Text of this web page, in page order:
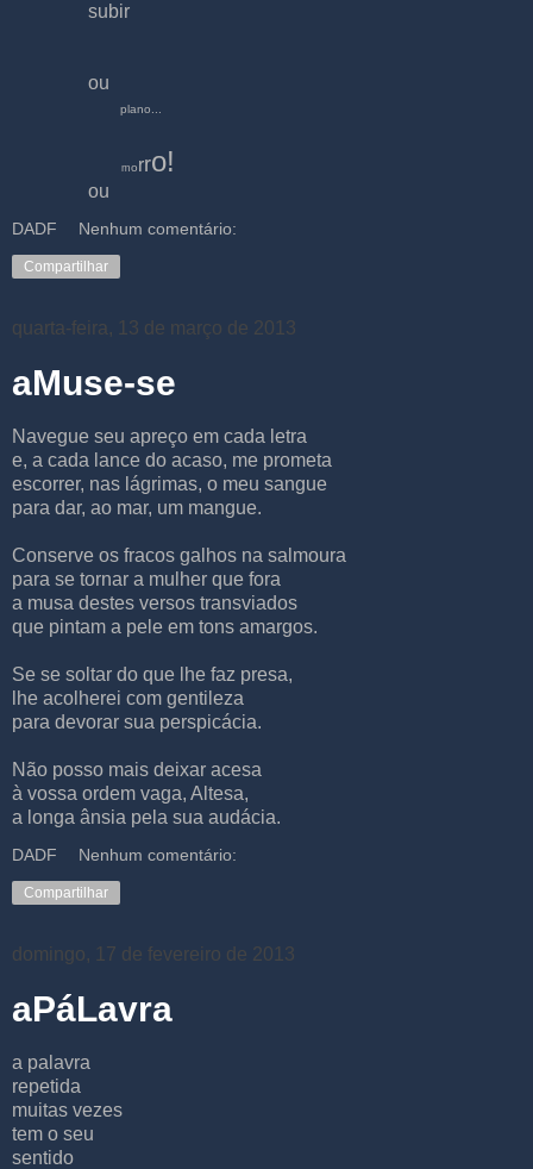
subir
ou
plano...
morro!
ou
DADF Nenhum comentário:
Compartilhar
quarta-feira, 13 de março de 2013
aMuse-se
Navegue seu apreço em cada letra
e, a cada lance do acaso, me prometa
escorrer, nas lágrimas, o meu sangue
para dar, ao mar, um mangue.
Conserve os fracos galhos na salmoura
para se tornar a mulher que fora
a musa destes versos transviados
que pintam a pele em tons amargos.
Se se soltar do que lhe faz presa,
lhe acolherei com gentileza
para devorar sua perspicácia.
Não posso mais deixar acesa
à vossa ordem vaga, Altesa,
a longa ânsia pela sua audácia.
DADF Nenhum comentário:
Compartilhar
domingo, 17 de fevereiro de 2013
aPáLavra
a palavra
repetida
muitas vezes
tem o seu
sentido